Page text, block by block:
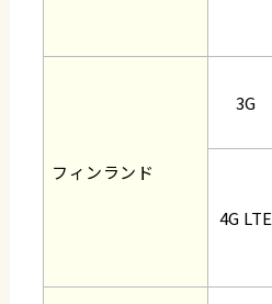
フィンランド
3G
4G LTE